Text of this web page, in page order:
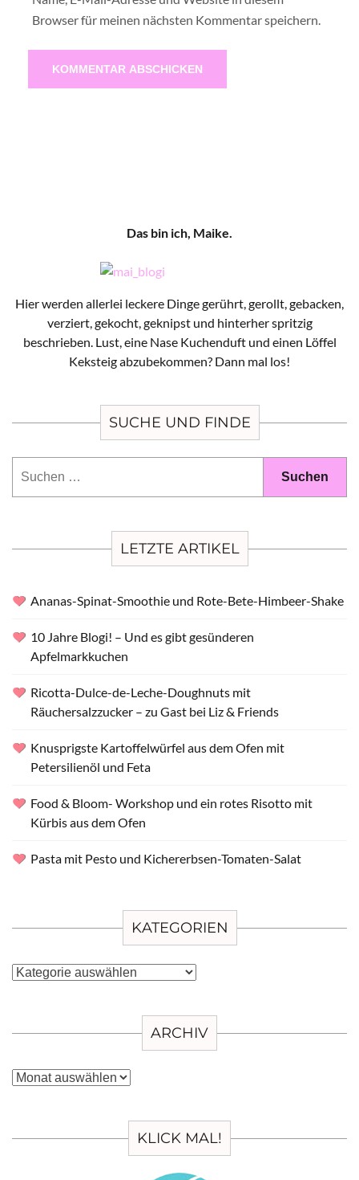
Browser für meinen nächsten Kommentar speichern.
Das bin ich, Maike.
Hier werden allerlei leckere Dinge gerührt, gerollt, gebacken,
verziert, gekocht, geknipst und hinterher spritzig
beschrieben. Lust, eine Nase Kuchenduft und einen Löffel
Keksteig abzubekommen? Dann mal los!
SUCHE UND FINDE
LETZTE ARTIKEL
Ananas-Spinat-Smoothie und Rote-Bete-Himbeer-Shake
10 Jahre Blogi! – Und es gibt gesünderen
Apfelmarkkuchen
Ricotta-Dulce-de-Leche-Doughnuts mit
Räuchersalzzucker – zu Gast bei Liz & Friends
Knusprigste Kartoffelwürfel aus dem Ofen mit
Petersilienöl und Feta
Food & Bloom- Workshop und ein rotes Risotto mit
Kürbis aus dem Ofen
Pasta mit Pesto und Kichererbsen-Tomaten-Salat
KATEGORIEN
Kategorien
ARCHIV
Archiv
KLICK MAL!